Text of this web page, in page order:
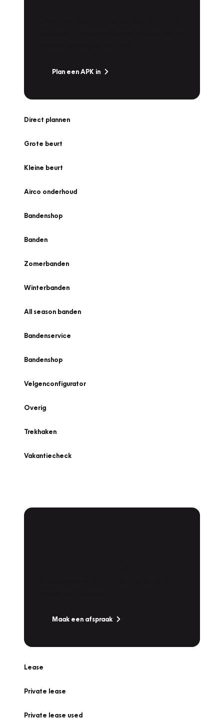
Plan een APK in
Direct plannen
Grote beurt
Kleine beurt
Airco onderhoud
Bandenshop
Banden
Zomerbanden
Winterbanden
All season banden
Bandenservice
Bandenshop
Velgenconfigurator
Overig
Trekhaken
Vakantiecheck
Maak een afspraak
Lease
Private lease
Private lease used